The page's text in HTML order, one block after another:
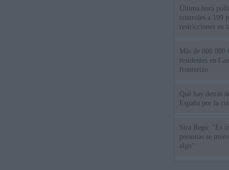
Última hora
controles a 199
restricciones en
Más de 800.000
residentes en
fronterizo
Qué hay detrás
España por la
Sira Rego: "Es
personas se
algo"